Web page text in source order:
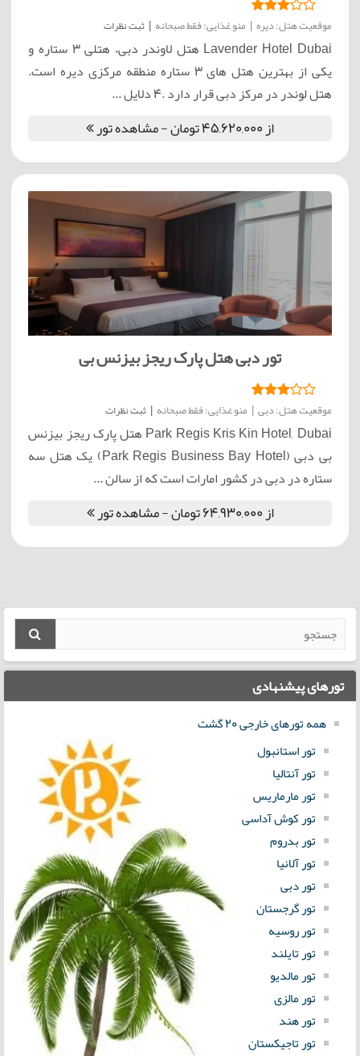
موقعیت هتل: دیره | منو غذایی: فقط صبحانه | ثبت نظرات
Lavender Hotel Dubai هتل لاوندر دبی، هتلی ۳ ستاره و
یکی از بهترین هتل های ۳ ستاره منطقه مرکزی دیره است.
هتل لوندر در مرکز دبی قرار دارد .4 دلایل ...
از 45,620,000 تومان - مشاهده تور
تور دبی هتل پارک ریجز بیزنس بی
موقعیت هتل: دبی | منو غذایی: فقط صبحانه | ثبت نظرات
Park Regis Kris Kin Hotel, Dubai هتل پارک ریجز بیزنس
بی دبی (Park Regis Business Bay Hotel) یک هتل سه
ستاره در دبی در کشور امارات است که از سالن ...
از 64,930,000 تومان - مشاهده تور
تورهای پیشنهادی
همه تورهای خارجی 20 گشت
تور استانبول
تور آنتالیا
تور مارماریس
تور کوش آداسی
تور بدروم
تور آلانیا
تور دبی
تور گرجستان
تور روسیه
تور تایلند
تور مالدیو
تور مالزی
تور هند
تور تاجیکستان